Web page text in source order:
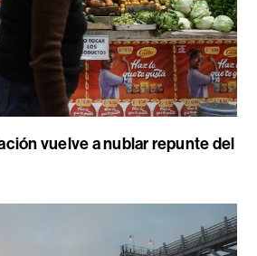
vuelve a nublar repunte del